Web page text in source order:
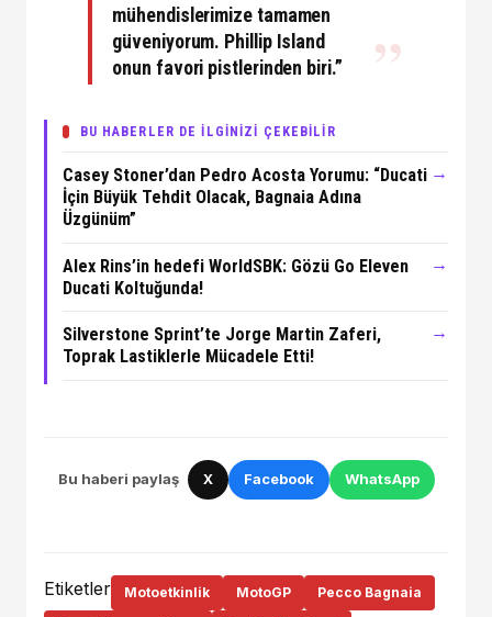
mühendislerimize tamamen
güveniyorum. Phillip Island
onun favori pistlerinden biri.”
BU HABERLER DE İLGİNİZİ ÇEKEBİLİR
Casey Stoner’dan Pedro Acosta Yorumu: “Ducati
İçin Büyük Tehdit Olacak, Bagnaia Adına
Üzgünüm”
→
Alex Rins’in hedefi WorldSBK: Gözü Go Eleven
Ducati Koltuğunda!
→
Silverstone Sprint’te Jorge Martin Zaferi,
Toprak Lastiklerle Mücadele Etti!
→
Bu haberi paylaş X Facebook WhatsApp
Etiketler Motoetkinlik MotoGP Pecco Bagnaia